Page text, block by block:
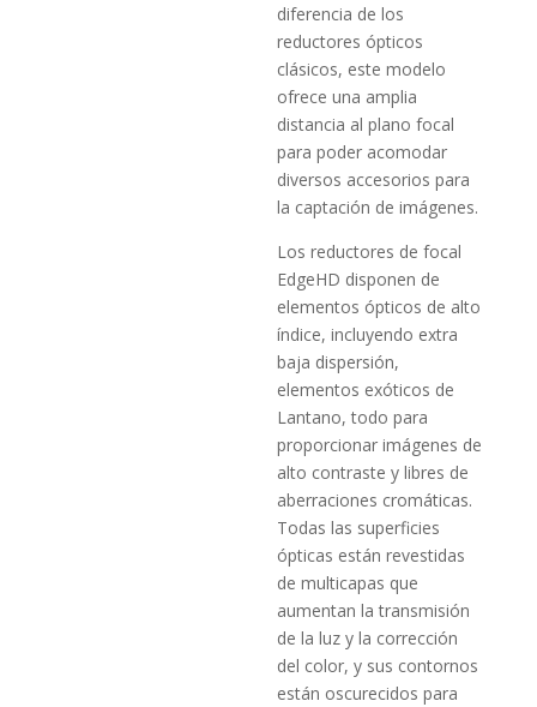
diferencia de los
reductores ópticos
clásicos, este modelo
ofrece una amplia
distancia al plano focal
para poder acomodar
diversos accesorios para
la captación de imágenes.
Los reductores de focal
EdgeHD disponen de
elementos ópticos de alto
índice, incluyendo extra
baja dispersión,
elementos exóticos de
Lantano, todo para
proporcionar imágenes de
alto contraste y libres de
aberraciones cromáticas.
Todas las superficies
ópticas están revestidas
de multicapas que
aumentan la transmisión
de la luz y la corrección
del color, y sus contornos
están oscurecidos para